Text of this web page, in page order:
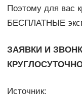
Поэтому для вас
БЕСПЛАТНЫЕ
ЗАЯВКИ И
Источник: